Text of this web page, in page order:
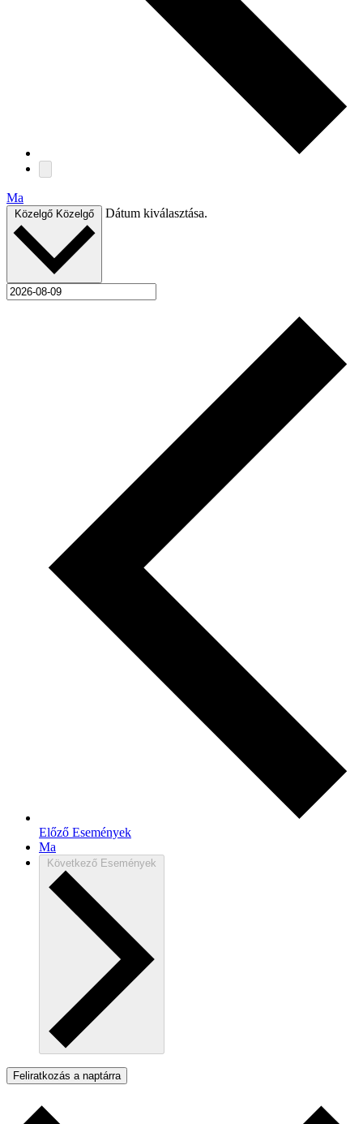
Ma
Közelgő Közelgő Dátum kiválasztása.
Előző Események
Ma
Következő Események
Feliratkozás a naptárra